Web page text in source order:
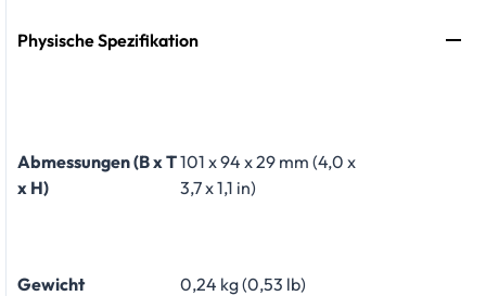
Physische Spezifikation
Abmessungen (B x T
x H)
101 x 94 x 29 mm (4,0 x
3,7 x 1,1 in)
Gewicht 0,24 kg (0,53 lb)